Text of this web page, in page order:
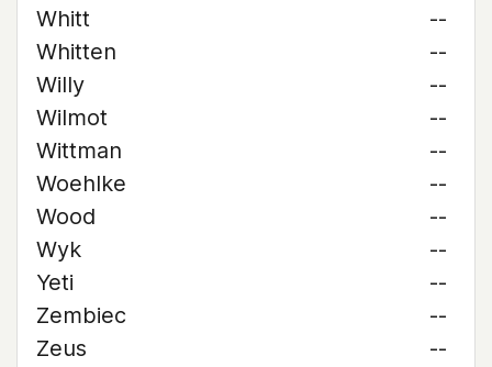
Whitt
--
Whitten
--
Willy
--
Wilmot
--
Wittman
--
Woehlke
--
Wood
--
Wyk
--
Yeti
--
Zembiec
--
Zeus
--